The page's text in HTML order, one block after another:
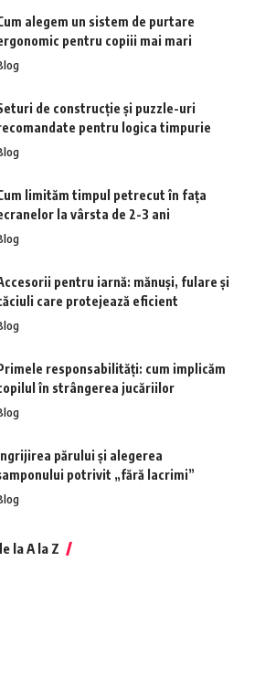
alegem un sistem de purtare
pentru copiii mai mari
de construcție și puzzle-uri
pentru logica timpurie
limităm timpul petrecut în fața
la vârsta de 2-3 ani
pentru iarnă: mănuși, fulare și
care protejează eficient
responsabilități: cum implicăm
în strângerea jucăriilor
părului și alegerea
potrivit „fără lacrimi”
la A la Z